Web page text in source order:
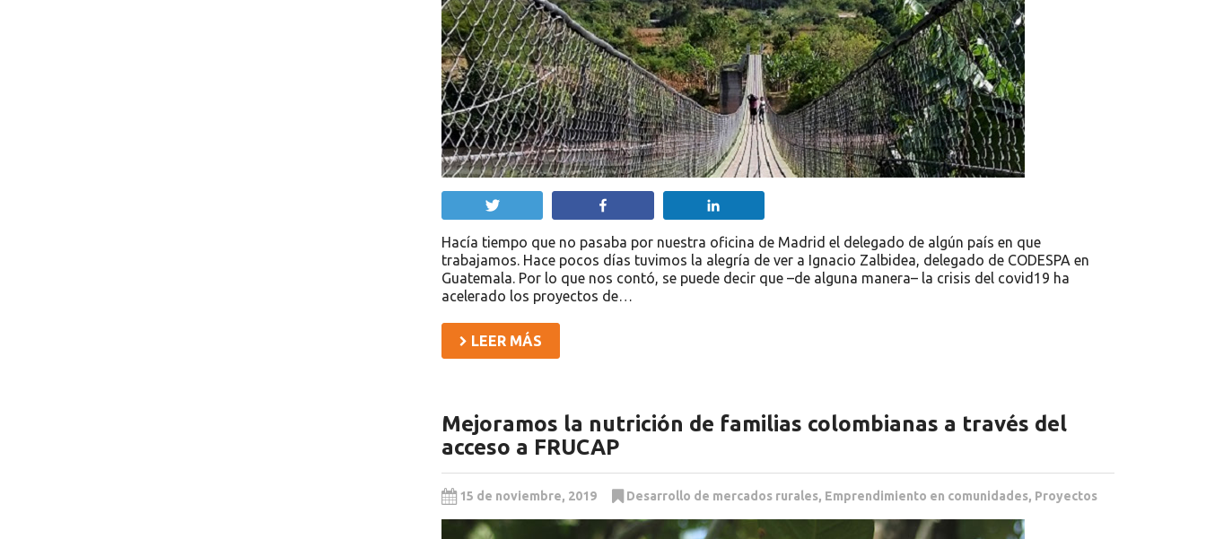
Hacía tiempo que no pasaba por nuestra oficina de Madrid el delegado de algún país en que
trabajamos. Hace pocos días tuvimos la alegría de ver a Ignacio Zalbidea, delegado de CODESPA en
Guatemala. Por lo que nos contó, se puede decir que –de alguna manera– la crisis del covid19 ha
acelerado los proyectos de…
LEER MÁS
Mejoramos la nutrición de familias colombianas a través del
acceso a FRUCAP
15 de noviembre, 2019 Desarrollo de mercados rurales, Emprendimiento en comunidades, Proyectos